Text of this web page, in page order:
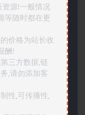
源!一般情况
等随时都在更
价格为站长收
酬!
三方数据,链
,请勿添加客
性,可传播性,